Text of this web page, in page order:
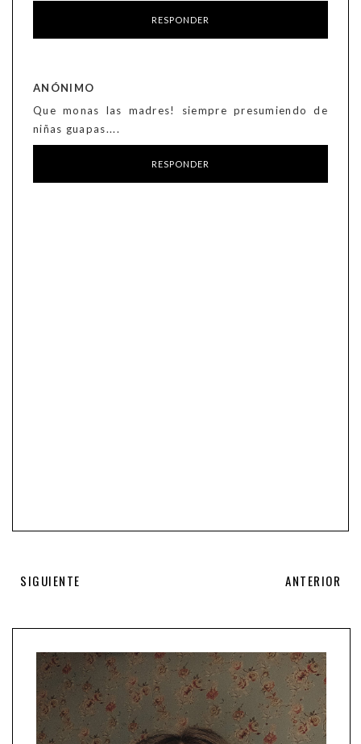
RESPONDER
ANÓNIMO
Que monas las madres! siempre presumiendo de
niñas guapas....
RESPONDER
SIGUIENTE ANTERIOR